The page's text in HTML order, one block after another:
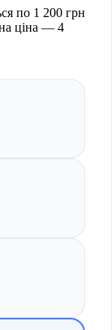
по 1 200 грн
ціна — 4